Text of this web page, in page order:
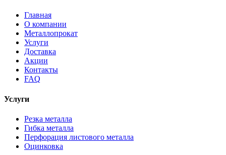
Главная
О компании
Металлопрокат
Услуги
Доставка
Акции
Контакты
FAQ
Услуги
Резка металла
Гибка металла
Перфорация листового металла
Оцинковка